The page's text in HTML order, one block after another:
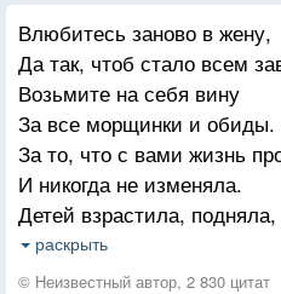
Влюбитесь заново в жену,
Да так, чтоб стало всем
Возьмите на себя вину
За все морщинки и обиды.
За то, что с вами жизнь
И никогда не изменяла.
Детей взрастила, подняла,
И вам грехи всегда прощала.
За грустный взгляд, за
раскрыть
© Неизвестный автор, 2 830 цитат